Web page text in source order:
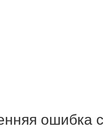
ошибка